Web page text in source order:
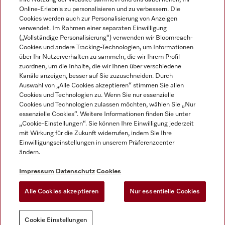
Impressum
AGB
Datenschutz
Nutzungsbedigungen
EU-Gesetzen über digitale Dienste
Miele auf Instagram
Miele auf Facebook
Miele auf Youtube
Online-Erlebnis zu personalisieren und zu verbessern. Die
Cookies werden auch zur Personalisierung von Anzeigen
verwendet. Im Rahmen einer separaten Einwilligung
(„Vollständige Personalisierung“) verwenden wir Bloomreach-
Cookies und andere Tracking-Technologien, um Informationen
über Ihr Nutzerverhalten zu sammeln, die wir Ihrem Profil
zuordnen, um die Inhalte, die wir Ihnen über verschiedene
Kanäle anzeigen, besser auf Sie zuzuschneiden. Durch
Auswahl von „Alle Cookies akzeptieren“ stimmen Sie allen
Cookies und Technologien zu. Wenn Sie nur essenzielle
Cookies und Technologien zulassen möchten, wählen Sie „Nur
essenzielle Cookies“. Weitere Informationen finden Sie unter
„Cookie-Einstellungen“. Sie können Ihre Einwilligung jederzeit
mit Wirkung für die Zukunft widerrufen, indem Sie Ihre
Einwilligungseinstellungen in unserem Präferenzcenter
ändern.
Impressum Datenschutz Cookies
Alle Cookies akzeptieren Nur essentielle Cookies
Cookie Einstellungen